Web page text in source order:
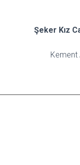
Şeker Kız
Kement